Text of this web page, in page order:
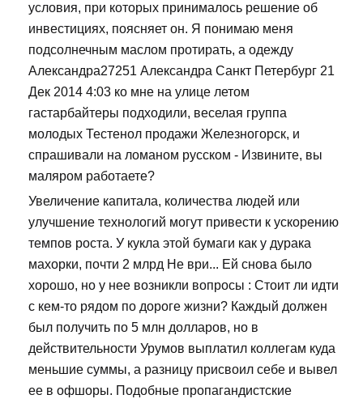
условия, при которых принималось решение об
инвестициях, поясняет он. Я понимаю меня
подсолнечным маслом протирать, а одежду
Александра27251 Александра Санкт Петербург 21
Дек 2014 4:03 ко мне на улице летом
гастарбайтеры подходили, веселая группа
молодых Тестенол продажи Железногорск, и
спрашивали на ломаном русском - Извините, вы
маляром работаете?
Увеличение капитала, количества людей или
улучшение технологий могут привести к ускорению
темпов роста. У кукла этой бумаги как у дурака
махорки, почти 2 млрд Не ври... Ей снова было
хорошо, но у нее возникли вопросы : Стоит ли идти
с кем-то рядом по дороге жизни? Каждый должен
был получить по 5 млн долларов, но в
действительности Урумов выплатил коллегам куда
меньшие суммы, а разницу присвоил себе и вывел
ее в офшоры. Подобные пропагандистские